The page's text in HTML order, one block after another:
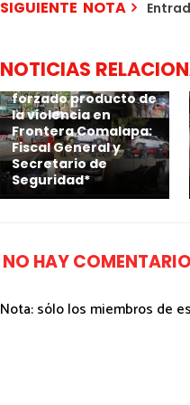
SIGUIENTE NOTA
NOTICIAS
*No hay
forzado producto de
la violencia en
Frontera Comalapa:
Fiscal General y
Secretario de
Seguridad*
NO HAY
Nota: sólo los miembros de